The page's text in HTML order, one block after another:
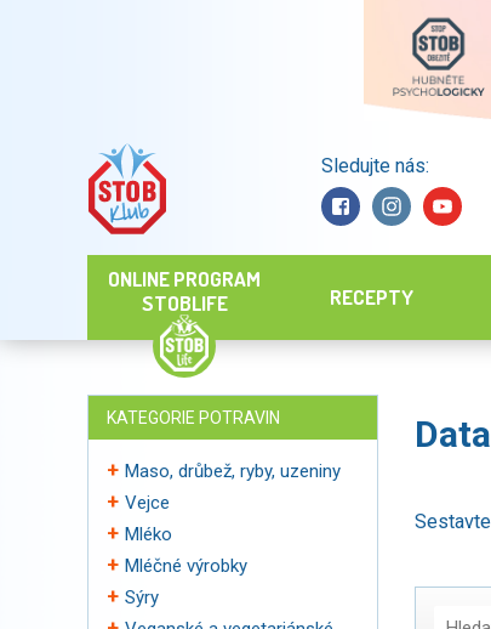
Sledujte nás:
ONLINE PROGRAM
STOBLIFE
RECEPTY
KATEGORIE POTRAVIN
Maso, drůbež, ryby, uzeniny
Vejce
Mléko
Mléčné výrobky
Sýry